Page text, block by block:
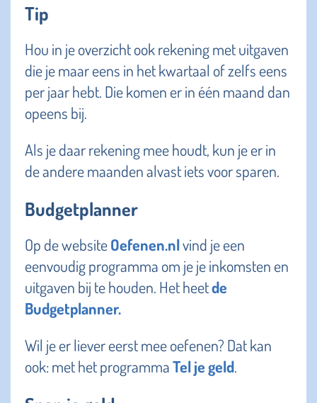
Tip
Hou in je overzicht ook rekening met uitgaven
die je maar eens in het kwartaal of zelfs eens
per jaar hebt. Die komen er in één maand dan
opeens bij.
Als je daar rekening mee houdt, kun je er in
de andere maanden alvast iets voor sparen.
Budgetplanner
Op de websiteOefenen.nlvind je een
eenvoudig programma om je je inkomsten en
uitgaven bij te houden. Het heetde
Budgetplanner.
Wil je er liever eerst mee oefenen? Dat kan
ook: met het programmaTel je geld.